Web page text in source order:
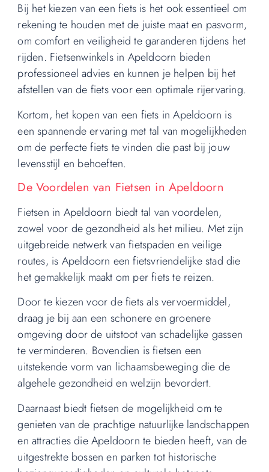
Bij het kiezen van een fiets is het ook essentieel om
rekening te houden met de juiste maat en pasvorm,
om comfort en veiligheid te garanderen tijdens het
rijden. Fietsenwinkels in Apeldoorn bieden
professioneel advies en kunnen je helpen bij het
afstellen van de fiets voor een optimale rijervaring.
Kortom, het kopen van een fiets in Apeldoorn is
een spannende ervaring met tal van mogelijkheden
om de perfecte fiets te vinden die past bij jouw
levensstijl en behoeften.
De Voordelen van Fietsen in Apeldoorn
Fietsen in Apeldoorn biedt tal van voordelen,
zowel voor de gezondheid als het milieu. Met zijn
uitgebreide netwerk van fietspaden en veilige
routes, is Apeldoorn een fietsvriendelijke stad die
het gemakkelijk maakt om per fiets te reizen.
Door te kiezen voor de fiets als vervoermiddel,
draag je bij aan een schonere en groenere
omgeving door de uitstoot van schadelijke gassen
te verminderen. Bovendien is fietsen een
uitstekende vorm van lichaamsbeweging die de
algehele gezondheid en welzijn bevordert.
Daarnaast biedt fietsen de mogelijkheid om te
genieten van de prachtige natuurlijke landschappen
en attracties die Apeldoorn te bieden heeft, van de
uitgestrekte bossen en parken tot historische